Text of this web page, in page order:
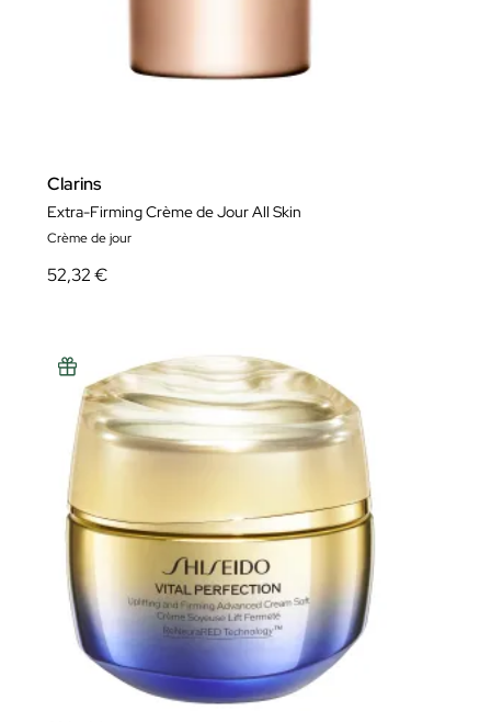
Clarins
Extra-Firming Crème de Jour All Skin
Crème de jour
52,32 €